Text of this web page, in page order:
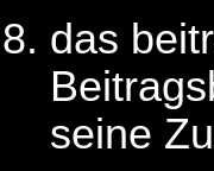
das
seine